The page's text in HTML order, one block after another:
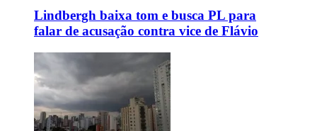
Lindbergh baixa tom e busca PL para
falar de acusação contra vice de Flávio